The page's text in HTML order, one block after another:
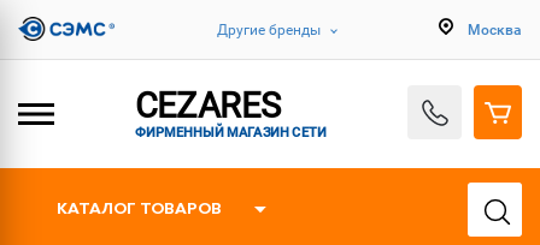
Другие бренды Москва
CEZARES
ФИРМЕННЫЙ МАГАЗИН СЕТИ
КАТАЛОГ ТОВАРОВ